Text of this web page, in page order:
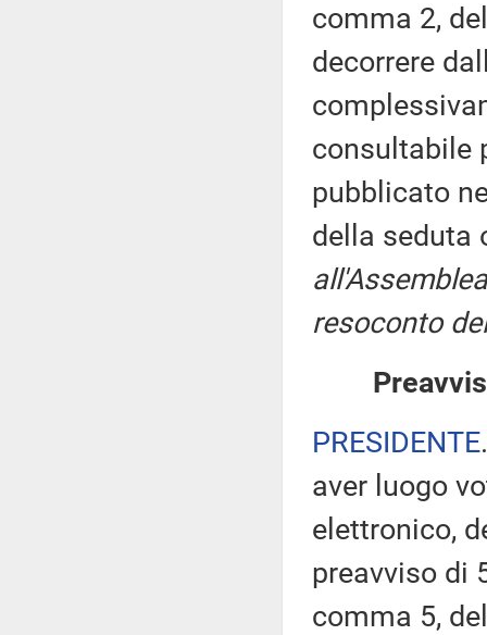
comma 2,
decorrere
consultabile
pubblicato
della seduta
resoconto
PRESIDENTE
aver luogo
elettronico,
preavviso di
comma 5,